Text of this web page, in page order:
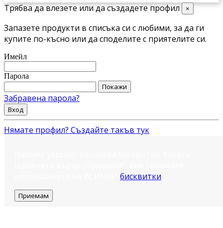
Трябва да влезете или да създадете профил ×
Запазете продукти в списъка си с любими, за да ги
купите по-късно или да споделите с приятелите си.
Имейл
Парола
Покажи
Забравена парола?
Вход
Нямате профил? Създайте такъв тук
бисквитки
Приемам